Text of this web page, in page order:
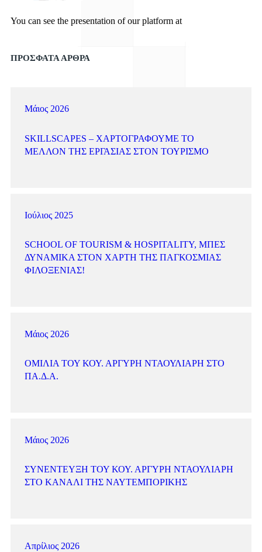
You can see the presentation of our platform at
ΠΡΟΣΦΑΤΑ ΑΡΘΡΑ
Μάιος 2026
SKILLSCAPES – ΧΑΡΤΟΓΡΑΦΟΎΜΕ ΤΟ
ΜΈΛΛΟΝ ΤΗΣ ΕΡΓΑΣΊΑΣ ΣΤΟΝ ΤΟΥΡΙΣΜΌ
Ιούλιος 2025
SCHOOL OF TOURISM & HOSPITALITY, ΜΠΕΣ
ΔΥΝΑΜΙΚΆ ΣΤΟΝ ΧΆΡΤΗ ΤΗΣ ΠΑΓΚΌΣΜΙΑΣ
ΦΙΛΟΞΕΝΊΑΣ!
Μάιος 2026
ΟΜΙΛΊΑ ΤΟΥ ΚΟΥ. ΑΡΓΎΡΗ ΝΤΑΟΥΛΙΆΡΗ ΣΤΟ
ΠΑ.Δ.Α.
Μάιος 2026
ΣΥΝΈΝΤΕΥΞΗ ΤΟΥ ΚΟΥ. ΑΡΓΎΡΗ ΝΤΑΟΥΛΙΆΡΗ
ΣΤΟ ΚΑΝΆΛΙ ΤΗΣ ΝΑΥΤΕΜΠΟΡΙΚΉΣ
Απρίλιος 2026